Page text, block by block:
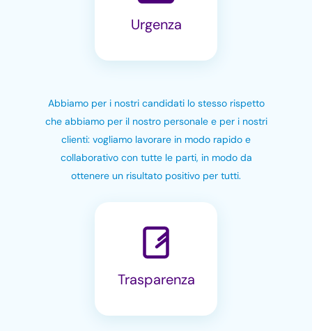
Urgenza
Abbiamo per i nostri candidati lo stesso rispetto
che abbiamo per il nostro personale e per i nostri
clienti: vogliamo lavorare in modo rapido e
collaborativo con tutte le parti, in modo da
ottenere un risultato positivo per tutti.
Trasparenza